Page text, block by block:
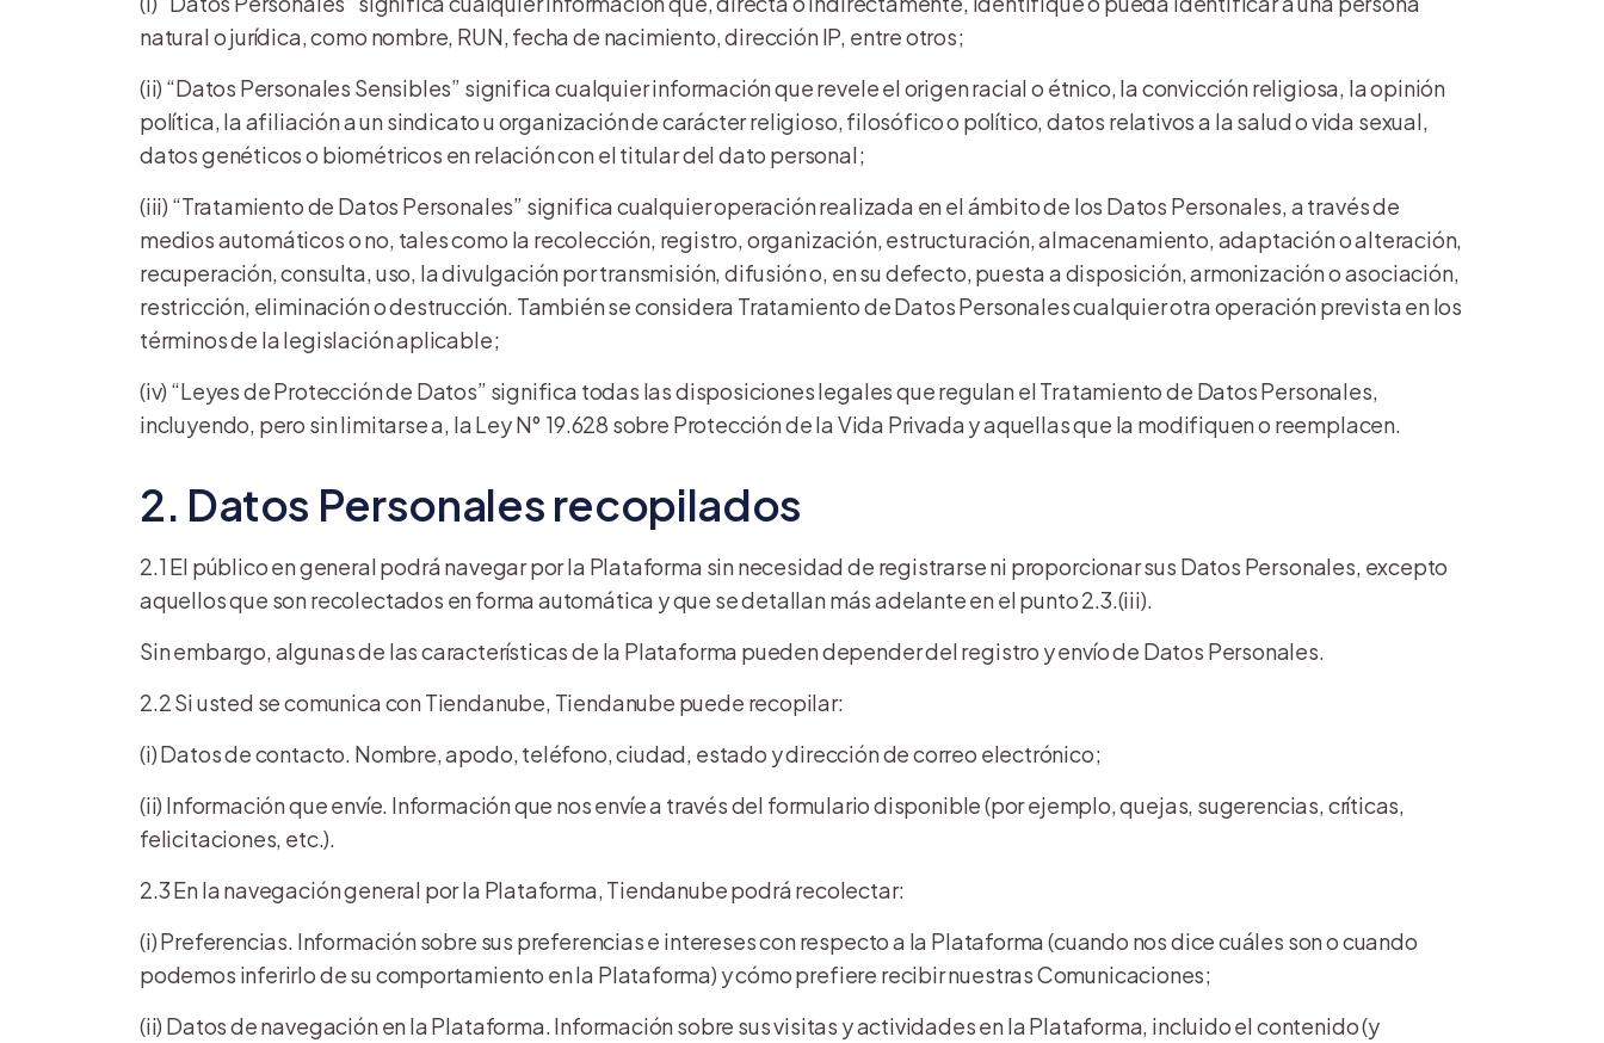
natural o jurídica, como nombre, RUN, fecha de nacimiento, dirección IP, entre otros;
(ii) “Datos Personales Sensibles” significa cualquier información que revele el origen racial o étnico, la convicción religiosa, la opinión
política, la afiliación a un sindicato u organización de carácter religioso, filosófico o político, datos relativos a la salud o vida sexual,
datos genéticos o biométricos en relación con el titular del dato personal;
(iii) “Tratamiento de Datos Personales” significa cualquier operación realizada en el ámbito de los Datos Personales, a través de
medios automáticoso no, tales como la recolección, registro, organización, estructuración, almacenamiento, adaptación o alteración,
recuperación, consulta, uso, la divulgación por transmisión, difusión o, en su defecto, puesta a disposición, armonización o asociación,
restricción, eliminación o destrucción. También se considera Tratamiento de Datos Personales cualquier otra operación prevista en los
términos de la legislación aplicable;
(iv) “Leyes de Protección de Datos” significa todas las disposiciones legales que regulan el Tratamiento de Datos Personales,
incluyendo, pero sin limitarse a, la Ley N° 19.628 sobre Protección de la Vida Privada y aquellas que la modifiquen o reemplacen.
2. Datos Personales recopilados
2.1 El público en general podrá navegar por la Plataforma sin necesidad de registrarse ni proporcionar sus Datos Personales, excepto
aquellos que son recolectados en forma automática y que se detallan más adelante en el punto 2.3.(iii).
Sin embargo, algunas de las características de la Plataforma pueden depender del registro y envío de Datos Personales.
2.2 Si usted se comunica con Tiendanube, Tiendanube puede recopilar:
(i) Datos de contacto. Nombre, apodo, teléfono, ciudad, estado y dirección de correo electrónico;
(ii) Información que envíe. Información que nos envíe a través del formulario disponible (por ejemplo, quejas, sugerencias, críticas,
felicitaciones, etc.).
2.3 En la navegación general por la Plataforma, Tiendanube podrá recolectar:
(i) Preferencias. Información sobre sus preferencias e intereses con respecto a la Plataforma (cuando nos dice cuáles son o cuando
podemos inferirlo de su comportamiento en la Plataforma) y cómo prefiere recibir nuestras Comunicaciones;
(ii) Datos de navegación en la Plataforma. Información sobre sus visitas y actividades en la Plataforma, incluido el contenido (y